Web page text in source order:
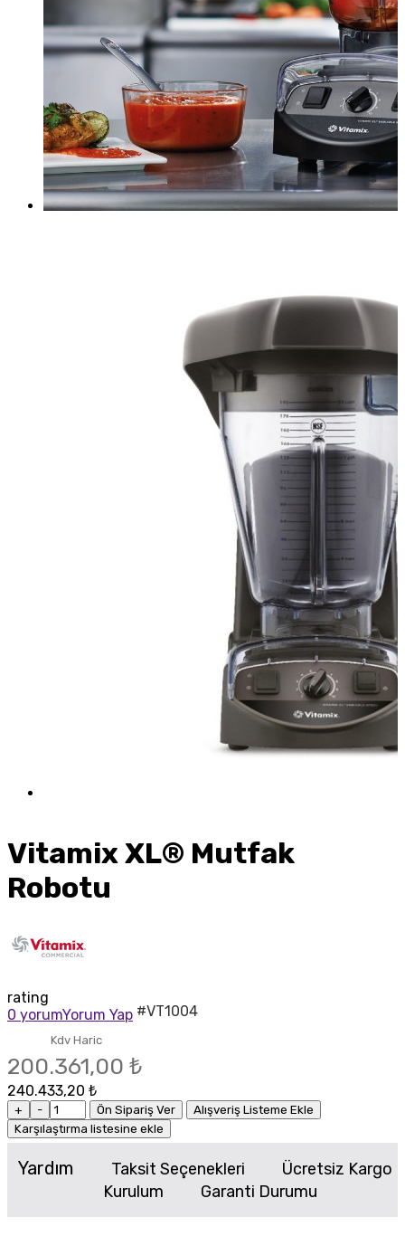
Vitamix XL® Mutfak
Robotu
rating
0 yorumYorum Yap #VT1004
Kdv Haric
200.361,00 ₺
240.433,20 ₺
+ - Ön Sipariş Ver
Alışveriş Listeme Ekle
Karşılaştırma listesine ekle
Yardım Taksit Seçenekleri
Ücretsiz Kargo
Kurulum
Garanti Durumu